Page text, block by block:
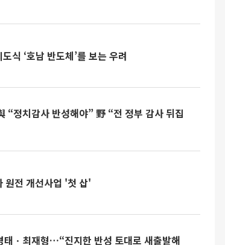
식 ‘호남 반도체’를 보는 우려
“정치감사 반성해야” 野 “전 정부 감사 뒤집
원전 개선사업 '첫 삽'
태ㆍ최재형…“진지한 반성 토대로 새출발해